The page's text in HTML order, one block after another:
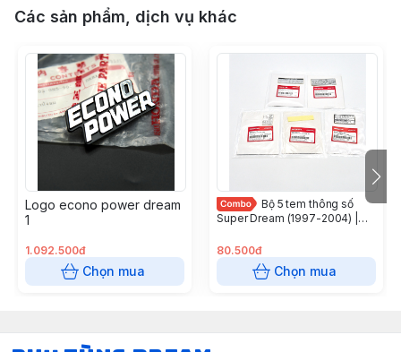
Các sản phẩm, dịch vụ khác
Logo econo power dream
1
1.092.500đ
Chọn mua
Bộ 5 tem thông số
Super Dream (1997-2004) |
80.500đ
Chọn mua